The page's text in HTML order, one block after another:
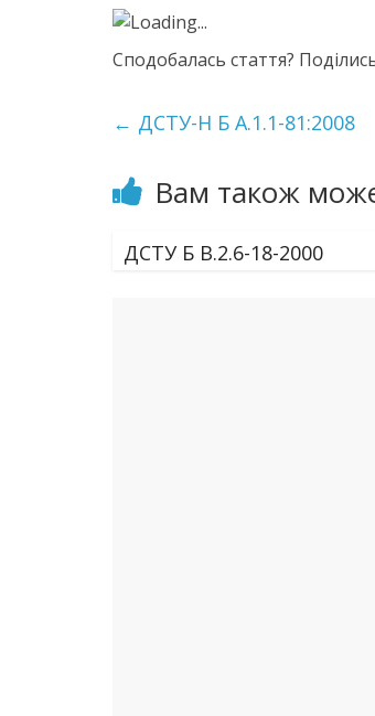
Loading...
Сподобалась стаття?
← ДСТУ-Н Б А.1.1-81:2008
Вам також
ДСТУ Б В.2.6-18-2000